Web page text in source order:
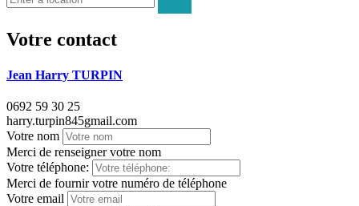
Votre contact
Jean Harry TURPIN
0692 59 30 25
harry.turpin845gmail.com
Votre nom
Merci de renseigner votre nom
Votre téléphone:
Merci de fournir votre numéro de téléphone
Votre email